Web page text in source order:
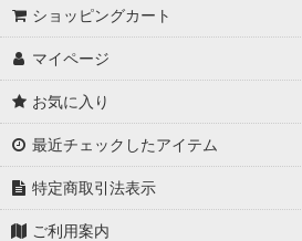
ショッピングカート
マイページ
お気に入り
最近チェックしたアイテム
特定商取引法表示
ご利用案内